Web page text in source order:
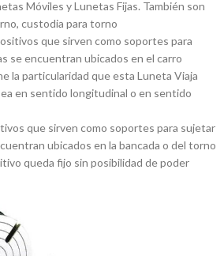
Móviles y Lunetas Fijas. También son
custodia para torno
que sirven como soportes para
se encuentran ubicados en el carro
la particularidad que esta Luneta Viaja
en sentido longitudinal o en sentido
que sirven como soportes para sujetar
ubicados en la bancada o del torno
queda fijo sin posibilidad de poder